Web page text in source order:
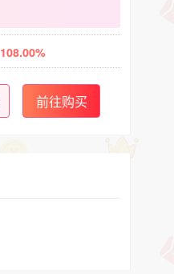
108.00%
前往购买